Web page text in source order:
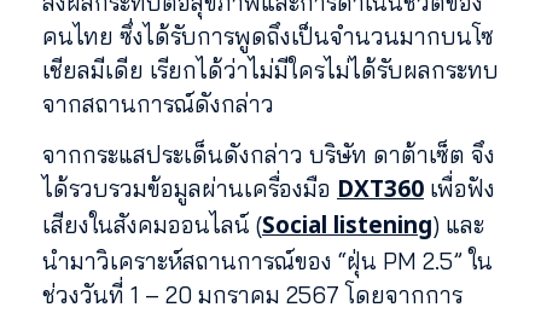
คนไทย ซึ่งได้รับการพูดถึงเป็นจำนวนมากบนโซ
เชียลมีเดีย เรียกได้ว่าไม่มีใครไม่ได้รับผลกระทบ
จากสถานการณ์ดังกล่าว
จากกระแสประเด็นดังกล่าว บริษัท ดาต้าเซ็ต จึง
ได้รวบรวมข้อมูลผ่านเครื่องมือ DXT360 เพื่อฟัง
เสียงในสังคมออนไลน์ (Social listening) และ
นำมาวิเคราะห์สถานการณ์ของ “ฝุ่น PM 2.5” ใน
ช่วงวันที่ 1 – 20 มกราคม 2567 โดยจากการ